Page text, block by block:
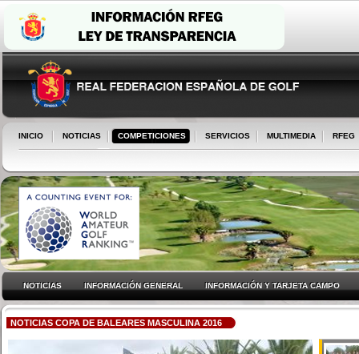
INICIO NOTICIAS COMPETICIONES SERVICIOS MULTIMEDIA RFEG
NOTICIAS INFORMACIÓN GENERAL INFORMACIÓN Y TARJETA CAMPO
NOTICIAS COPA DE BALEARES MASCULINA 2016